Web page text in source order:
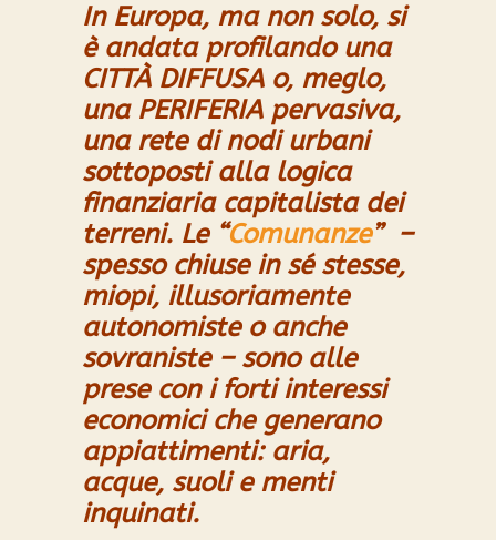
In Europa, ma non solo, si
è andata profilando una
CITTÀ DIFFUSA o, meglo,
una PERIFERIA pervasiva,
una rete di nodi urbani
sottoposti alla logica
finanziaria capitalista dei
terreni. Le “Comunanze” –
spesso chiuse in sé stesse,
miopi, illusoriamente
autonomiste o anche
sovraniste – sono alle
prese con i forti interessi
economici che generano
appiattimenti: aria,
acque, suoli e menti
inquinati.